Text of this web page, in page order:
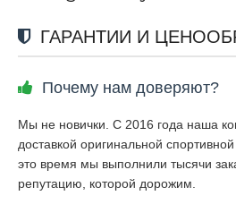
ГАРАНТИИ И
Почему нам доверяют?
Мы не новички. С 2016 года наша
доставкой оригинальной
это время мы выполнили тысячи
репутацию, которой дорожим.